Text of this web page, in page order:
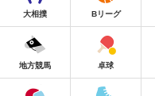
大相撲 Bリーグ
地方競馬 卓球